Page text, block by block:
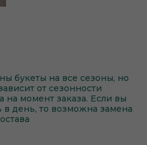
букеты на все сезоны, но
от сезонности
на момент заказа. Если вы
в день, то возможна замена